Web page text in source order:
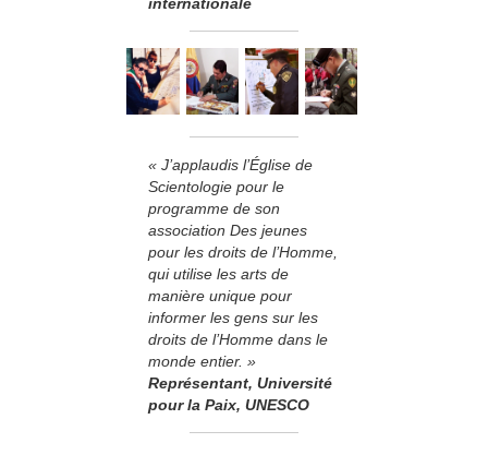
internationale
« J’applaudis l’Église de
Scientologie pour le
programme de son
association Des jeunes
pour les droits de l’Homme,
qui utilise les arts de
manière unique pour
informer les gens sur les
droits de l’Homme dans le
monde entier. »
Représentant, Université
pour la Paix, UNESCO